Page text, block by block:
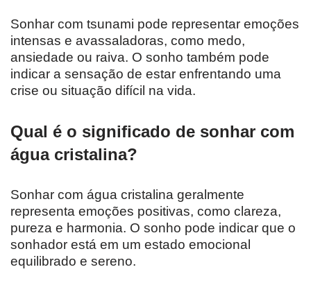
Sonhar com tsunami pode representar emoções
intensas e avassaladoras, como medo,
ansiedade ou raiva. O sonho também pode
indicar a sensação de estar enfrentando uma
crise ou situação difícil na vida.
Qual é o significado de sonhar com
água cristalina?
Sonhar com água cristalina geralmente
representa emoções positivas, como clareza,
pureza e harmonia. O sonho pode indicar que o
sonhador está em um estado emocional
equilibrado e sereno.